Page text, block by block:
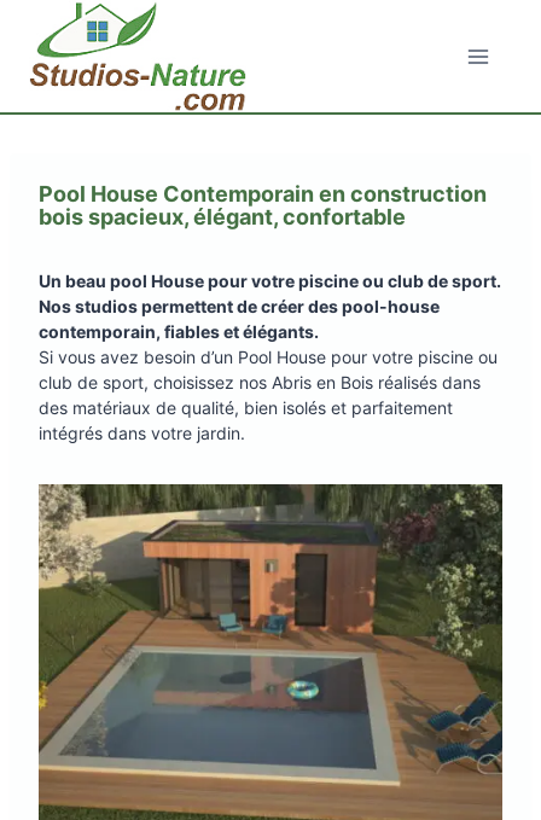
contenu
Pool House Contemporain en construction
bois spacieux, élégant, confortable
Un beau pool House pour votre piscine ou club de sport.
Nos studios permettent de créer des pool-house
contemporain, fiables et élégants.
Si vous avez besoin d’un Pool House pour votre piscine ou
club de sport, choisissez nos Abris en Bois réalisés dans
des matériaux de qualité, bien isolés et parfaitement
intégrés dans votre jardin.